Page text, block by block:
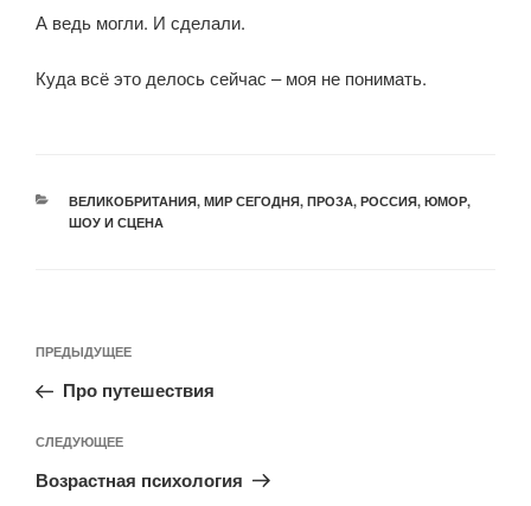
А ведь могли. И сделали.
Куда всё это делось сейчас – моя не понимать.
ВЕЛИКОБРИТАНИЯ, МИР СЕГОДНЯ, ПРОЗА, РОССИЯ, ЮМОР,
ШОУ И СЦЕНА
ПРЕДЫДУЩЕЕ
Про путешествия
СЛЕДУЮЩЕЕ
Возрастная психология